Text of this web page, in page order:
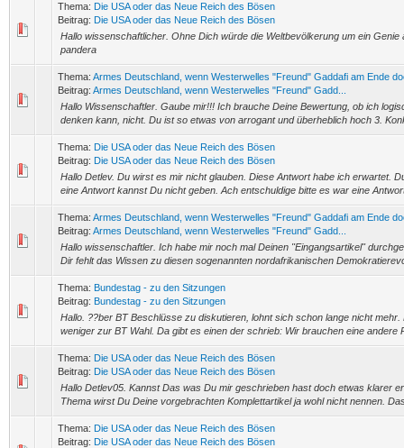
Thema: Die USA oder das Neue Reich des Bösen
Beitrag: Die USA oder das Neue Reich des Bösen
Hallo wissenschaftlicher. Ohne Dich würde die Weltbevölkerung um ein
pandera
Thema: Armes Deutschland, wenn Westerwelles "Freund" Gaddafi am Ende
Beitrag: Armes Deutschland, wenn Westerwelles "Freund" Gadd...
Hallo Wissenschaftler. Gaube mir!!! Ich brauche Deine Bewertung, ob ich
denken kann, nicht. Du ist so etwas von arrogant und überheblich hoch 3.
Thema: Die USA oder das Neue Reich des Bösen
Beitrag: Die USA oder das Neue Reich des Bösen
Hallo Detlev. Du wirst es mir nicht glauben. Diese Antwort habe ich erwartet.
eine Antwort kannst Du nicht geben. Ach entschuldige bitte es war eine
Thema: Armes Deutschland, wenn Westerwelles "Freund" Gaddafi am Ende
Beitrag: Armes Deutschland, wenn Westerwelles "Freund" Gadd...
Hallo wissenschaftler. Ich habe mir noch mal Deinen "Eingangsartikel"
Dir fehlt das Wissen zu diesen sogenannten nordafrikanischen
Thema: Bundestag - zu den Sitzungen
Beitrag: Bundestag - zu den Sitzungen
Hallo. ??ber BT Beschlüsse zu diskutieren, lohnt sich schon lange nicht mehr.
weniger zur BT Wahl. Da gibt es einen der schrieb: Wir brauchen eine andere
Thema: Die USA oder das Neue Reich des Bösen
Beitrag: Die USA oder das Neue Reich des Bösen
Hallo Detlev05. Kannst Das was Du mir geschrieben hast doch etwas klarer
Thema wirst Du Deine vorgebrachten Komplettartikel ja wohl nicht nennen.
Thema: Die USA oder das Neue Reich des Bösen
Beitrag: Die USA oder das Neue Reich des Bösen